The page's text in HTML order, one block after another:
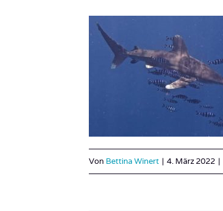
Von Bettina Winert | 4. März 2022 |